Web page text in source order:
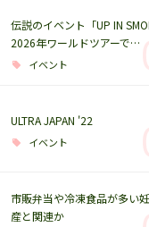
伝説のイベント「UP IN
2026年ワールドツアーで…
イベント
ULTRA JAPAN '22
イベント
市販弁当や冷凍食品が多い
産と関連か